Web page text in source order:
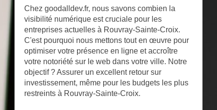
Chez goodalldev.fr, nous savons combien la
visibilité numérique est cruciale pour les
entreprises actuelles à Rouvray-Sainte-Croix.
C'est pourquoi nous mettons tout en œuvre pour
optimiser votre présence en ligne et accroître
votre notoriété sur le web dans votre ville. Notre
objectif ? Assurer un excellent retour sur
investissement, même pour les budgets les plus
restreints à Rouvray-Sainte-Croix.